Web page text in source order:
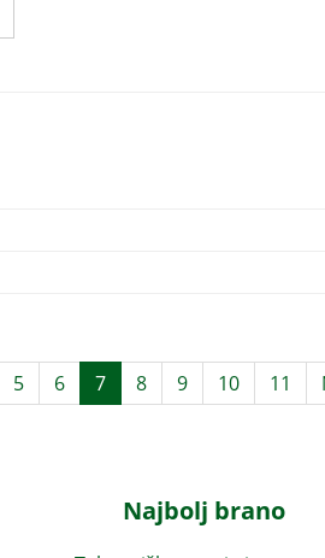
5 6 7 8 9 10 11
Najbolj brano